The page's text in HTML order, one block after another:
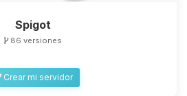
Spigot
86 versiones
Crear mi servidor